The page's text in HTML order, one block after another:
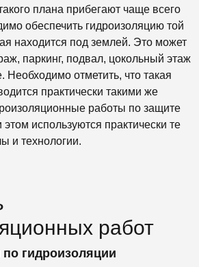
плана прибегают чаще всего
обеспечить гидроизоляцию той
находится под землей. Это может
паркинг, подвал, цокольный этаж
Необходимо отметить, что такая
практически такими же
работы по защите
используются практически те
и технологии.
работ
гидроизоляции